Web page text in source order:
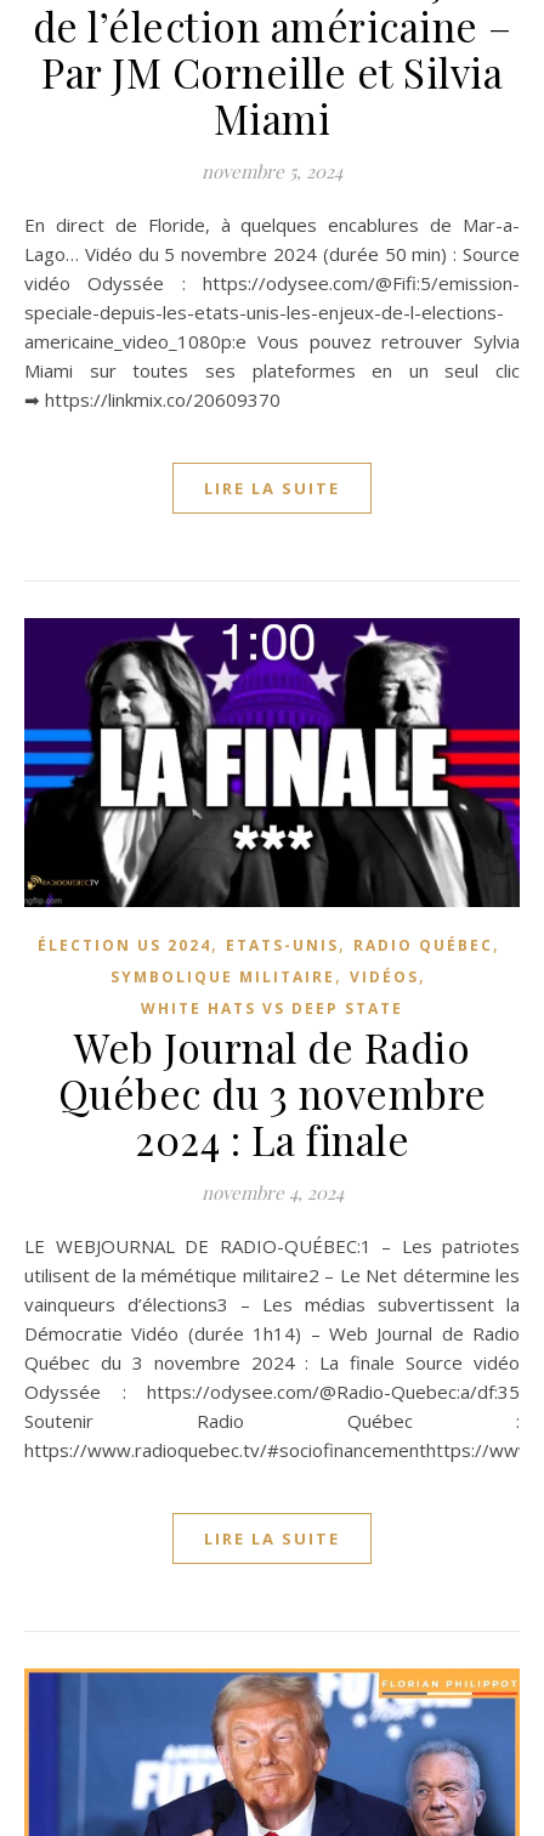
de l’élection américaine –
Par JM Corneille et Silvia
Miami
novembre 5, 2024
En direct de Floride, à quelques encablures de Mar-a-
Lago… Vidéo du 5 novembre 2024 (durée 50 min) : Source
vidéo Odyssée : https://odysee.com/@Fifi:5/emission-
speciale-depuis-les-etats-unis-les-enjeux-de-l-elections-
americaine_video_1080p:e Vous pouvez retrouver Sylvia
Miami sur toutes ses plateformes en un seul clic
➡ https://linkmix.co/20609370
LIRE LA SUITE
ÉLECTION US 2024, ETATS-UNIS, RADIO QUÉBEC ,
SYMBOLIQUE MILITAIRE , VIDÉOS,
WHITE HATS VS DEEP STATE
Web Journal de Radio
Québec du 3 novembre
2024 : La finale
novembre 4, 2024
LE WEBJOURNAL DE RADIO-QUÉBEC:1 – Les patriotes
utilisent de la mémétique militaire2 – Le Net détermine les
vainqueurs d’élections3 – Les médias subvertissent la
Démocratie Vidéo (durée 1h14) – Web Journal de Radio
Québec du 3 novembre 2024 : La finale Source vidéo
Odyssée : https://odysee.com/@Radio-Quebec:a/df:35
Soutenir Radio Québec :
https://www.radioquebec.tv/#sociofinancementhttps://
LIRE LA SUITE